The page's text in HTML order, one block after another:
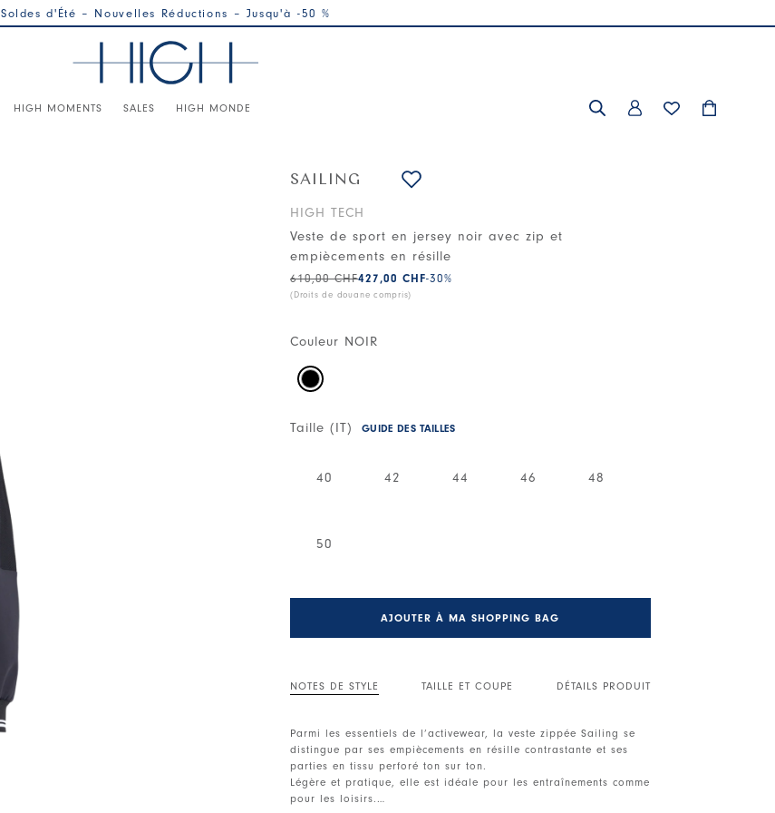
Soldes d'Été – Nouvelles Réductions – Jusqu'à -50 %
HIGH MOMENTS SALES HIGH MONDE
SAILING
HIGH TECH
Veste de sport en jersey noir avec zip et
empiècements en résille
427,00 CHF
610,00 CHF -30%
(Droits de douane compris)
Couleur NOIR
Taille (IT) GUIDE DES TAILLES
40 42 44 46 48
50
AJOUTER À MA SHOPPING BAG
NOTES DE STYLE TAILLE ET COUPE DÉTAILS PRODUIT
Parmi les essentiels de l’activewear, la veste zippée Sailing se
distingue par ses empiècements en résille contrastante et ses
parties en tissu perforé ton sur ton.
Légère et pratique, elle est idéale pour les entraînements comme
pour les loisirs.